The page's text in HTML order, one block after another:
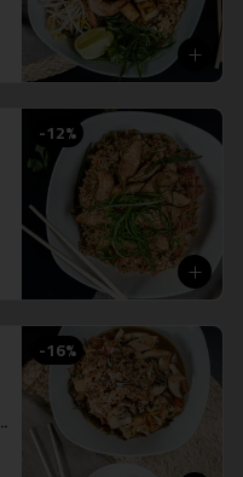
-12%
-16%